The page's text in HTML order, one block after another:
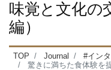
味覚と文化の
編）
TOP Journal
#イン
驚きに満ちた食体験を提